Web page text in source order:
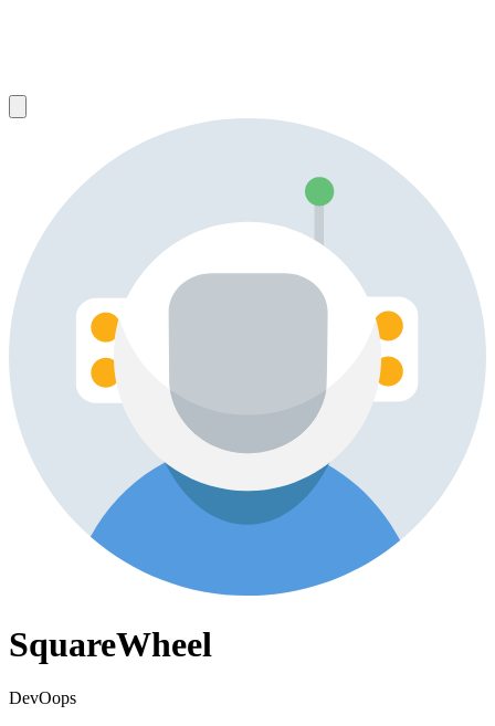
SquareWheel
DevOops